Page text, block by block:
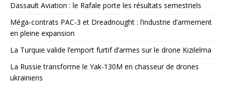
Dassault Aviation : le Rafale porte les résultats semestriels
Méga-contrats PAC-3 et Dreadnought : l’industrie d’armement
en pleine expansion
La Turquie valide l’emport furtif d’armes sur le drone Kızılelma
La Russie transforme le Yak-130M en chasseur de drones
ukrainiens